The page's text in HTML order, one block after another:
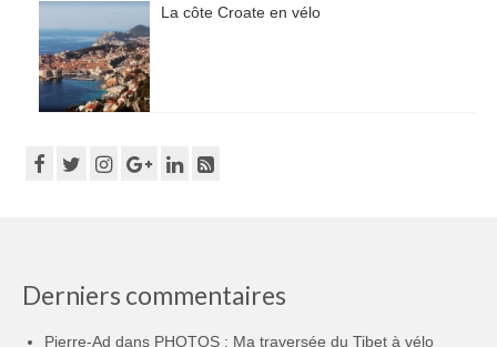
La côte Croate en vélo
Derniers commentaires
Pierre-Ad dans PHOTOS : Ma traversée du Tibet à vélo